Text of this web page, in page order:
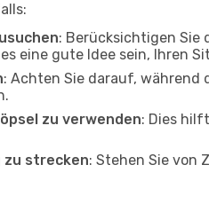
: Berücksichtigen Sie
eine gute Idee sein, Ihren
: Achten Sie darauf, während
zu verwenden: Dies
zu strecken: Stehen Sie von